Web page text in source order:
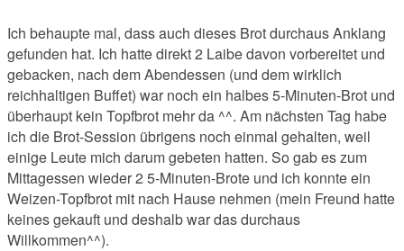
Ich behaupte mal, dass auch dieses Brot durchaus Anklang
gefunden hat. Ich hatte direkt 2 Laibe davon vorbereitet und
gebacken, nach dem Abendessen (und dem wirklich
reichhaltigen Buffet) war noch ein halbes 5-Minuten-Brot und
überhaupt kein Topfbrot mehr da ^^. Am nächsten Tag habe
ich die Brot-Session übrigens noch einmal gehalten, weil
einige Leute mich darum gebeten hatten. So gab es zum
Mittagessen wieder 2 5-Minuten-Brote und ich konnte ein
Weizen-Topfbrot mit nach Hause nehmen (mein Freund hatte
keines gekauft und deshalb war das durchaus
Willkommen^^).